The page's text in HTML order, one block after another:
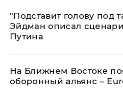
​"Подставит голову под
Эйдман описал
Путина
На Ближнем Востоке
оборонный альянс –